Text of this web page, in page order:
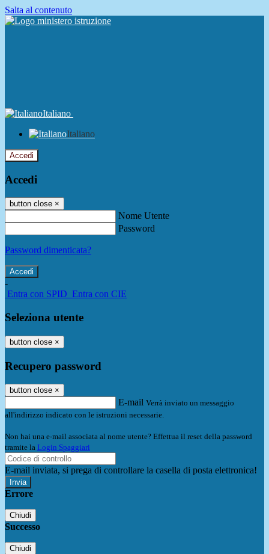
Salta al contenuto
Italiano
Italiano
Accedi
Accedi
button close ×
Nome Utente
Password
Password dimenticata?
-
Entra con SPID Entra con CIE
Seleziona utente
button close ×
Recupero password
button close ×
E-mail Verrà inviato un messaggio
all'indirizzo indicato con le istruzioni necessarie.
Non hai una e-mail associata al nome utente? Effettua il reset della password
tramite la Login Spaggiari
E-mail inviata, si prega di controllare la casella di posta elettronica!
Errore
Chiudi
Successo
Chiudi